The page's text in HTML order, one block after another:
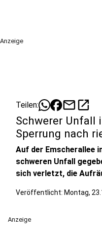
Anzeige
Teilen: mailopen_in_new
Schwerer Unfall
Sperrung nach
Auf der Emscherallee
schweren Unfall
sich verletzt, die
Veröffentlicht: Montag,
Anzeige